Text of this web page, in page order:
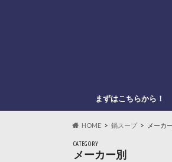
まずはこちらから！
HOME 鍋スープ メーカ
CATEGORY
メーカー別